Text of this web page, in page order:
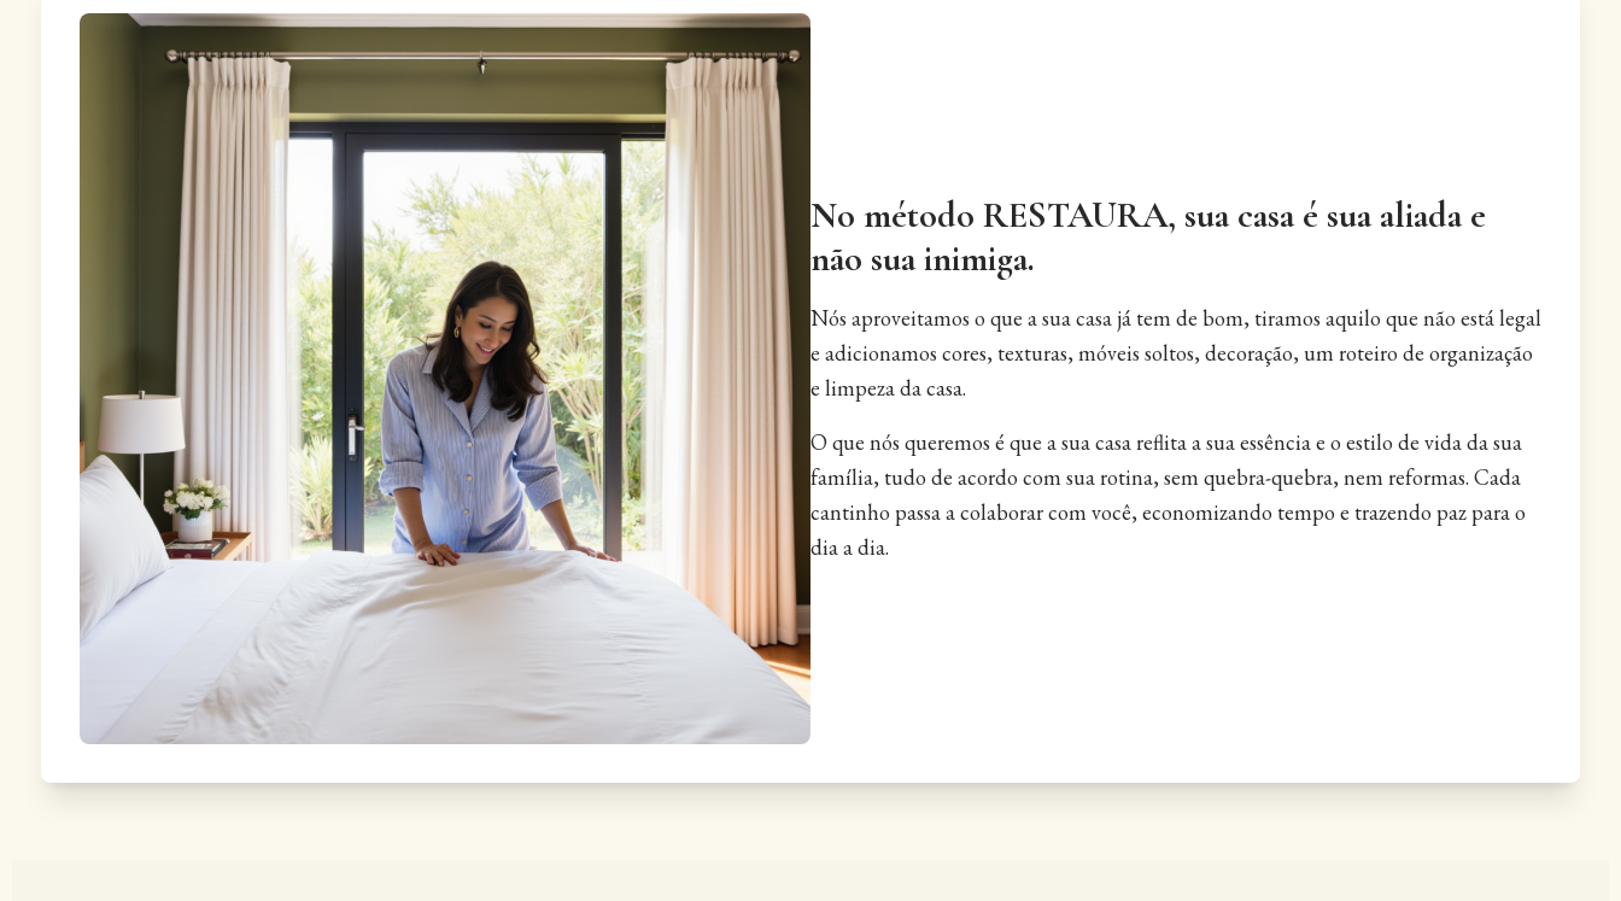
No método RESTAURA, sua casa é sua aliada e
não sua inimiga.
Nós aproveitamos o que a sua casa já tem de bom, tiramos aquilo que não está legal
e adicionamos cores, texturas, móveis soltos, decoração, um roteiro de organização
e limpeza da casa.
O que nós queremos é que a sua casa reflita a sua essência e o estilo de vida da sua
família, tudo de acordo com sua rotina, sem quebra-quebra, nem reformas. Cada
cantinho passa a colaborar com você, economizando tempo e trazendo paz para o
dia a dia.